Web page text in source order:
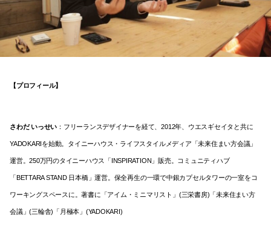
【プロフィール】
さわだ いっせい ：フリーランスデザイナーを経て、2012年、ウエスギセイタと共に
YADOKARIを始動。タイニーハウス・ライフスタイルメディア「未来住まい方会議」
運営。250万円のタイニーハウス「INSPIRATION」販売。コミュニティハブ
「BETTARA STAND 日本橋」運営。保全再生の一環で中銀カプセルタワーの一室をコ
ワーキングスペースに。著書に「アイム・ミニマリスト」(三栄書房)「未来住まい方
会議」(三輪舎)「月極本」(YADOKARI)